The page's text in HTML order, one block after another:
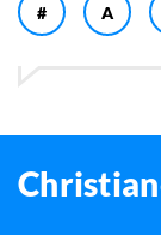
# A